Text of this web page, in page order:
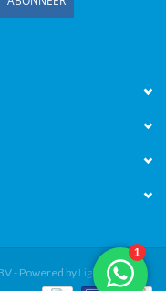
- Powered by Lightspeed